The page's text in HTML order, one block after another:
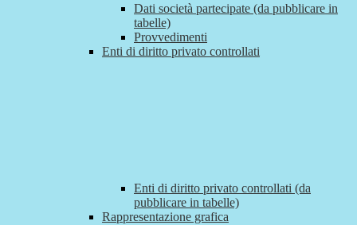
Dati società partecipate (da pubblicare in
tabelle)
Provvedimenti
Enti di diritto privato controllati
Enti di diritto privato controllati (da
pubblicare in tabelle)
Rappresentazione grafica